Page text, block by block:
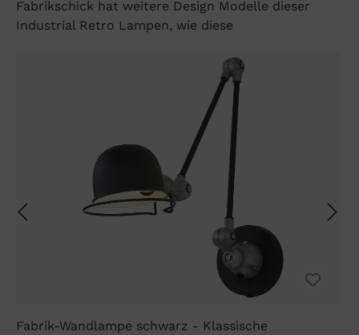
Fabrikschick hat weitere Design Modelle dieser
Industrial Retro Lampen, wie diese
Fabrik-Wandlampe schwarz - Klassische